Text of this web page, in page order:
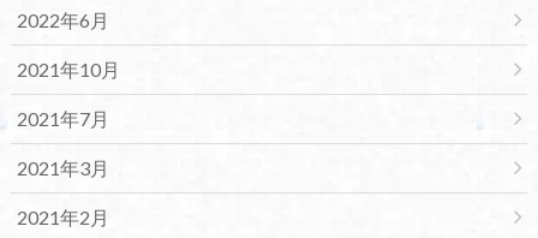
2022年6月
2021年10月
2021年7月
2021年3月
2021年2月